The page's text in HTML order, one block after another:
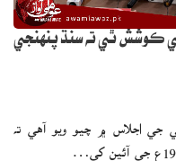
جي ڪوشش ٿي ته سنڌ پنهنجي
جي اجلاس ۾ چيو ويو آهي ته